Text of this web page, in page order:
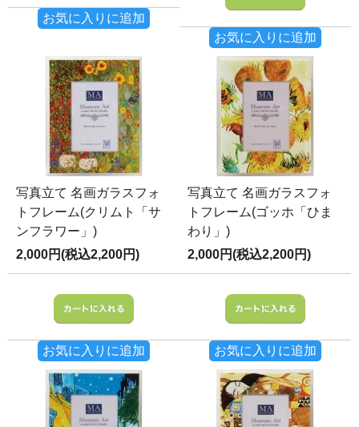
お気に入りに追加
お気に入りに追加
写真立て 名画ガラスフォ
トフレーム(クリムト「サ
ンフラワー」)
2,000円(税込2,200円)
お気に入りに追加
写真立て 名画ガラスフォ
トフレーム(ゴッホ「ひま
わり」)
2,000円(税込2,200円)
お気に入りに追加